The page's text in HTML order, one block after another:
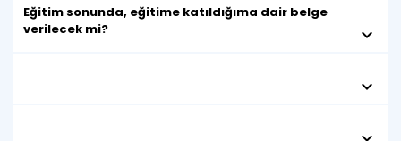
Eğitim sonunda, eğitime katıldığıma dair belge
verilecek mi?
keyboard_arrow_down
keyboard_arrow_down